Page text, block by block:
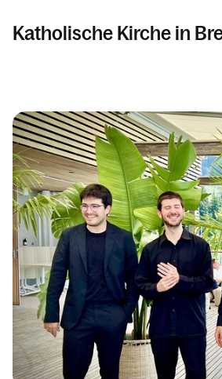
Katholische Kirche in
Pfarren
Kalender
Personen
Kontakt